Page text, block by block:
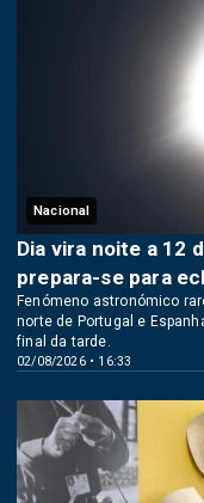
Nacional
02/08/2026 • 16:33
Dia vira noite a 12
prepara-se para
Fenómeno astronómico
norte de Portugal e
final da tarde.